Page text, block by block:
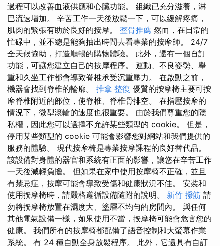
過程可以改善血液供應和心臟功能。 組織已充分滋養，淋
巴流速增加。 辛苦工作一天後放鬆一下，可以緩解疼痛，
肌肉的緊張有助於良好的按摩。 整骨推薦 然而，在日常的
忙碌中，並不總是能夠抽出時間去看專業的按摩師。 24/7
全天候協助，打造順暢的購物體驗。 此外，還有一個自訂
功能，可讓您建立自己的按摩程序。 運動、不良姿勢、舉
重和久坐工作都會導致脊椎承受沉重壓力。 在啟動之前，
機器會找到脊椎的輪廓。 推拿 整復 優質的按摩椅主要可按
摩脊椎附近的部位，使脊椎、脊椎骨排空。 在指壓按摩的
情況下，微型滾輪的速度也很重要。 由於我們尊重您的隱
私權，因此您可以選擇不允許某些類型的 cookie。 但是，
停用某些類型的 cookie 可能會影響您對網站和我們提供的
服務的體驗。 現代按摩椅是專業按摩課程的良好替代品。
該設備對身體的器官和系統有正面的影響，讓您在辛苦工作
一天後減輕負擔。 但如果在家中使用按摩椅不正確，並且
有禁忌症，按摩可能會導致受傷和健康狀況不佳。 安裝和
使用按摩椅時，請嚴格遵循設備隨附的說明。 新竹 撥筋 請
勿將按摩椅放置在濕度大、塗層不均勻的房間內。 與任何
其他電氣設備一樣，如果使用不當，按摩椅可能會危害您的
健康。 我們所有的按摩椅都配備了語音控制和大螢幕作業
系統。 有 24 種自動全身放鬆程序。 此外，它還具有自訂